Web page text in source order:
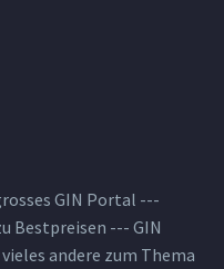
GIN Portal ---
Bestpreisen --- GIN
andere zum Thema